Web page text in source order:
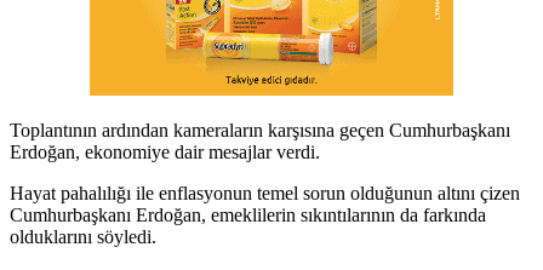
Toplantının ardından kameraların karşısına geçen Cumhurbaşkanı
Erdoğan, ekonomiye dair mesajlar verdi.
Hayat pahalılığı ile enflasyonun temel sorun olduğunun altını çizen
Cumhurbaşkanı Erdoğan, emeklilerin sıkıntılarının da farkında
olduklarını söyledi.